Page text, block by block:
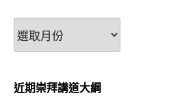
按
月
檢
視
近期崇拜講道大綱